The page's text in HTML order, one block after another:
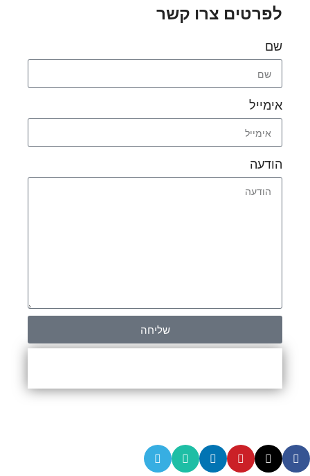
לפרטים צרו קשר
שם
אימייל
הודעה
שליחה